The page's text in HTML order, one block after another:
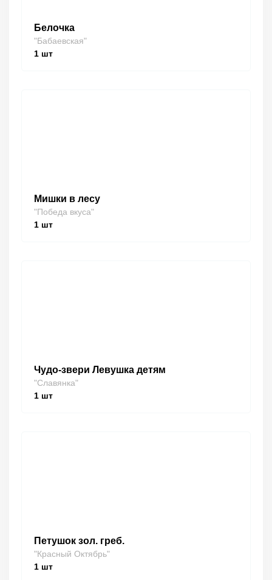
Белочка
"Бабаевская"
1 шт
Мишки в лесу
"Победа вкуса"
1 шт
Чудо-звери Левушка детям
"Славянка"
1 шт
Петушок зол. греб.
"Красный Октябрь"
1 шт